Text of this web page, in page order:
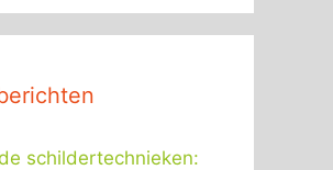
schildertechnieken: